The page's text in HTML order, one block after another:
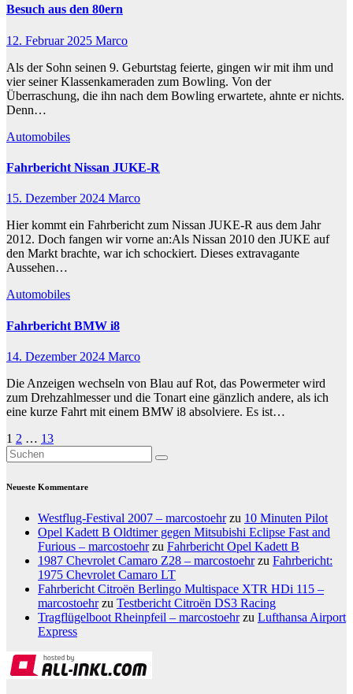
Besuch aus den 80ern
12. Februar 2025 Marco
Als der Sohn seinen 9. Geburtstag feierte, gingen wir mit ihm und
vier seiner Klassenkameraden zum Bowling. Von der
Überraschung, die ihn nach dem Bowling erwartete, ahnte er nichts.
Denn…
Automobiles
Fahrbericht Nissan JUKE-R
15. Dezember 2024 Marco
Hier kommt ein Fahrbericht zum Nissan JUKE-R aus dem Jahr
2012. Doch fangen wir vorne an:Als Nissan 2010 den JUKE auf
den Markt brachte, war ich schockiert. Dieses extravagante
Aussehen…
Automobiles
Fahrbericht BMW i8
14. Dezember 2024 Marco
Die Anzeigen wechseln von Blau auf Rot, das Powermeter wird
zum Drehzahlmesser und die Tonart eine gänzlich andere, als ich
eine kurze Fahrt mit einem BMW i8 absolviere. Es ist…
Seitennummerierung
der
Beiträge
1 2 … 13
Neueste Kommentare
Westflug-Festival 2007 – marcostoehrzu 10 Minuten Pilot
Opel Kadett B Oldtimer gegen Mitsubishi Eclipse Fast and
Furious – marcostoehrzu Fahrbericht Opel Kadett B
1987 Chevrolet Camaro Z28 – marcostoehrzu Fahrbericht:
1975 Chevrolet Camaro LT
Fahrbericht Citroën Berlingo Multispace XTR HDi 115 –
marcostoehrzu Testbericht Citroën DS3 Racing
Tragflügelboot Rheinpfeil – marcostoehrzu Lufthansa Airport
Express